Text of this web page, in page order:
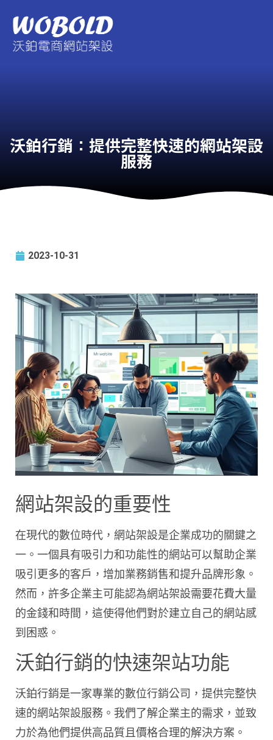
沃鉑行銷：提供完整快速的網站架設
服務
2023-10-31
網站架設的重要性
在現代的數位時代，網站架設是企業成功的關鍵之
一。一個具有吸引力和功能性的網站可以幫助企業
吸引更多的客戶，增加業務銷售和提升品牌形象。
然而，許多企業主可能認為網站架設需要花費大量
的金錢和時間，這使得他們對於建立自己的網站感
到困惑。
沃鉑行銷的快速架站功能
沃鉑行銷是一家專業的數位行銷公司，提供完整快
速的網站架設服務。我們了解企業主的需求，並致
力於為他們提供高品質且價格合理的解決方案。